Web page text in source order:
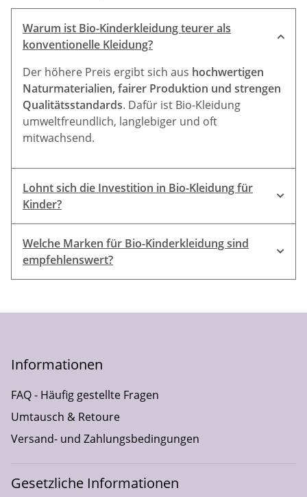
Warum ist Bio-Kinderkleidung teurer als
konventionelle Kleidung?
Der höhere Preis ergibt sich aus hochwertigen
Naturmaterialien, fairer Produktion und strengen
Qualitätsstandards. Dafür ist Bio-Kleidung
umweltfreundlich, langlebiger und oft
mitwachsend.
Lohnt sich die Investition in Bio-Kleidung für
Kinder?
langlebig, hautfreundlich
Welche Marken für Bio-Kinderkleidung sind
empfehlenswert?
Informationen
FAQ - Häufig gestellte Fragen
Umtausch & Retoure
Versand- und Zahlungsbedingungen
Gesetzliche Informationen